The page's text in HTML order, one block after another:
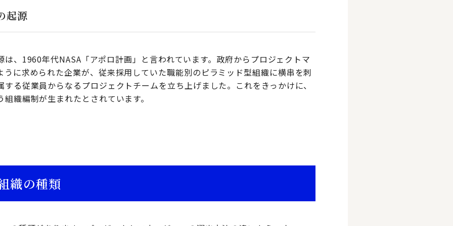
起源
は、1960年代NASA「アポロ計画」と言われています。政府からプロジェクトマ
うに求められた企業が、従来採用していた職能別のピラミッド型組織に横串を刺
る従業員からなるプロジェクトチームを立ち上げました。これをきっかけに、
織編制が生まれたとされています。
織の種類